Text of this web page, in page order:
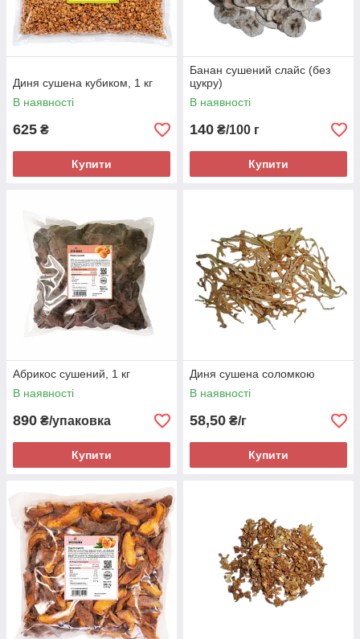
Диня сушена кубиком, 1 кг
В наявності
625 ₴
Купити
Банан сушений слайс (без
цукру)
В наявності
140 ₴/100 г
Купити
Абрикос сушений, 1 кг
В наявності
890 ₴/упаковка
Купити
Диня сушена соломкою
В наявності
58,50 ₴/г
Купити